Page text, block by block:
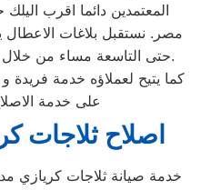
المعتمدين دائما اقرب
مصر. نستقبل بلاغات الاعطال
حتى التاسعة مساء من خلال الرقم المختصر لخدمة العملاء.
كما يتيح لعملاؤه خدمة فريدة
على خدمة
اصلاح ثلاجات